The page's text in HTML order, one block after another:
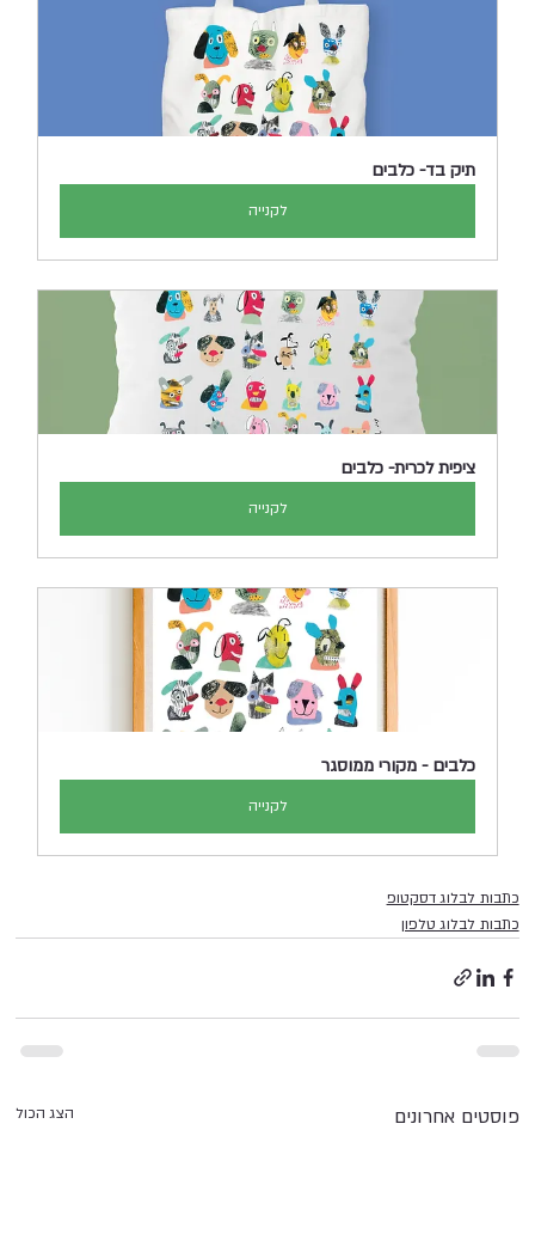
תיק בד- כלבים
לקנייה
ציפית לכרית- כלבים
לקנייה
כלבים - מקורי ממוסגר
לקנייה
כתבות לבלוג דסקטופ
כתבות לבלוג טלפון
פוסטים אחרונים הצג הכול